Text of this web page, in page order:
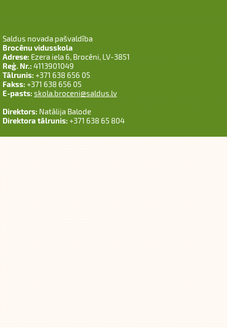
Saldus novada pašvaldība
Brocēnu vidusskola
Adrese:Ezera iela 6, Brocēni, LV-3851
Reģ. Nr.:4113901049
Tālrunis:+371 638 656 05
Fakss:+371 638 656 05
E-pasts:skola.broceni@saldus.lv
Direktors:Natālija Balode
Direktora tālrunis:+371 638 65 804